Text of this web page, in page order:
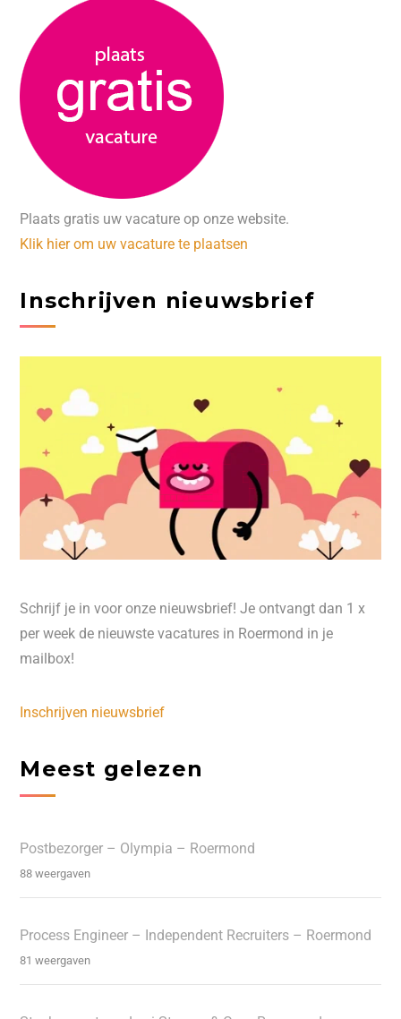
Plaats gratis uw vacature op onze website.
Klik hier om uw vacature te plaatsen
Inschrijven nieuwsbrief
Schrijf je in voor onze nieuwsbrief! Je ontvangt dan 1 x
per week de nieuwste vacatures in Roermond in je
mailbox!
Inschrijven nieuwsbrief
Meest gelezen
Postbezorger – Olympia – Roermond
88 weergaven
Process Engineer – Independent Recruiters – Roermond
81 weergaven